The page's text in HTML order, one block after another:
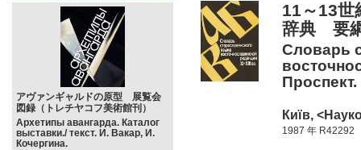
アヴァンギャルドの原型 展覧会
図録（トレチヤコフ美術館刊）
Архетипы авангарда. Каталог
выставки./ текст. И. Вакар, И.
Кочергина.
11～13世
辞典 要
Словарь
Проспект.
Київ,
1987 年 R42292